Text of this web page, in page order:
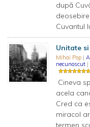
după
Cuvantul
Unitate
Mihai Pop |
necunoscut |
Cineva
acela
Cred ca
miracol
termen